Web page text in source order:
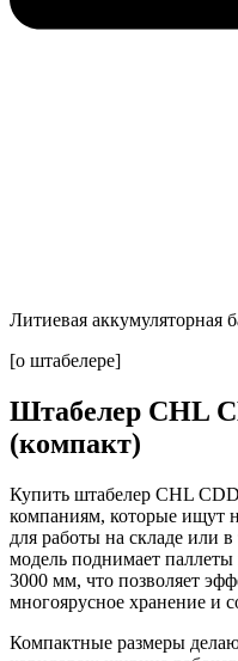
Литиевая аккумуляторная
[о штабелере]
Штабелер CHL
(компакт)
Купить штабелер CHL
компаниям, которые ищут
для работы на складе или
модель поднимает паллеты
3000 мм, что позволяет
многоярусное хранение и
Компактные размеры